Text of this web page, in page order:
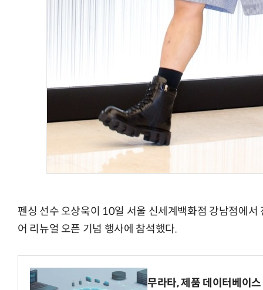
펜싱 선수 오상욱이 10일 서울 신세계백화점 강남점에
어 리뉴얼 오픈 기념 행사에 참석했다.
무라타, 제품 데이터베이